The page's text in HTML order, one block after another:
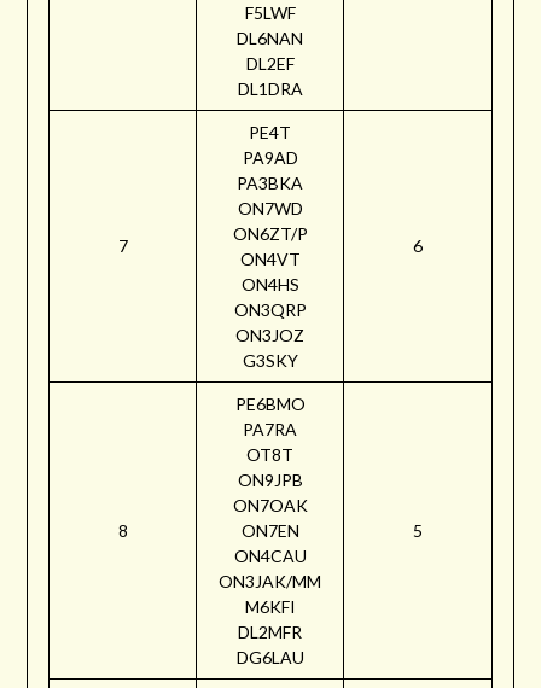
F5LWF
DL6NAN
DL2EF
DL1DRA
7
PE4T
PA9AD
PA3BKA
ON7WD
ON6ZT/P
ON4VT
ON4HS
ON3QRP
ON3JOZ
G3SKY
6
8
PE6BMO
PA7RA
OT8T
ON9JPB
ON7OAK
ON7EN
ON4CAU
ON3JAK/MM
M6KFI
DL2MFR
DG6LAU
5